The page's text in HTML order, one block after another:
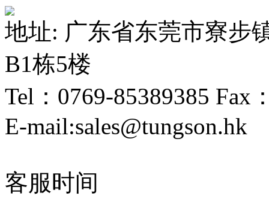
地址: 广东省东莞市寮步
B1栋5楼
Tel：0769-85389385 Fax
E-mail:sales@tungson.hk
客服时间